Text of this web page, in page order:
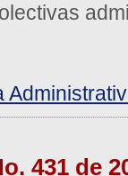
431 de